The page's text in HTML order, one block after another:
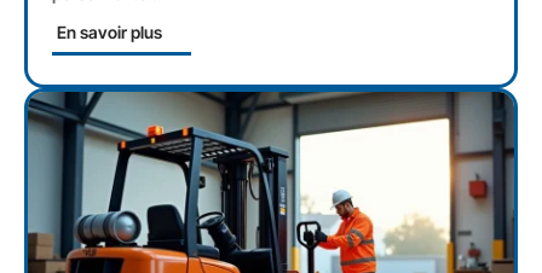
En savoir plus